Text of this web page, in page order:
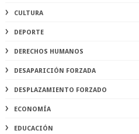
CULTURA
DEPORTE
DERECHOS HUMANOS
DESAPARICIÓN FORZADA
DESPLAZAMIENTO FORZADO
ECONOMÍA
EDUCACIÓN